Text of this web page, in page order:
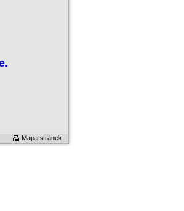
Mapa stránek